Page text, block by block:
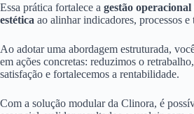
Essa prática fortalece a gestão
estética ao alinhar indicadores, processos e
Ao adotar uma abordagem estruturada,
em ações concretas: reduzimos o
satisfação e fortalecemos a rentabilidade.
Com a solução modular da Clinora, é